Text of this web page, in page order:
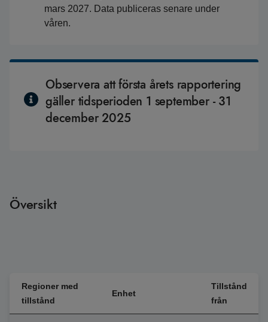
mars 2027. Data publiceras senare under
våren.
Observera att första årets rapportering
gäller tidsperioden 1 september - 31
december 2025
Översikt
Regioner med
tillstånd
Enhet
Tillstånd
från